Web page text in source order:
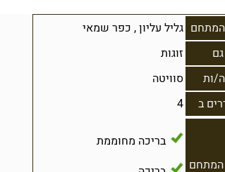
גליל עליון, כפר שמאי
זוגות
ות
סוויטה
ב
4
המתחם
בריכה מחוממת